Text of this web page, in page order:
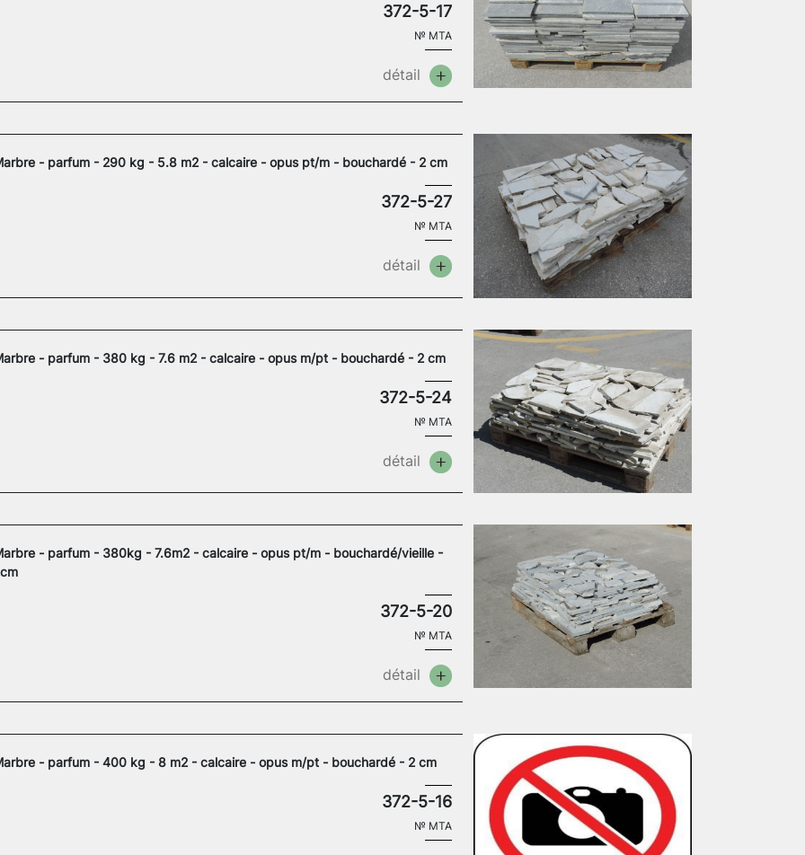
372-5-17
№ MTA
détail
- parfum - 290 kg - 5.8 m2 - calcaire - opus pt/m - bouchardé - 2 cm
372-5-27
№ MTA
détail
- parfum - 380 kg - 7.6 m2 - calcaire - opus m/pt - bouchardé - 2 cm
372-5-24
№ MTA
détail
- parfum - 380kg - 7.6m2 - calcaire - opus pt/m - bouchardé/vieille -
372-5-20
№ MTA
détail
- parfum - 400 kg - 8 m2 - calcaire - opus m/pt - bouchardé - 2 cm
372-5-16
№ MTA